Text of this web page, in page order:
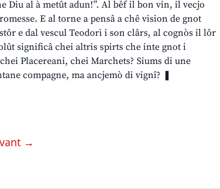
Diu al à metût adun!”. Al bêf il bon vin, il vecjo
E al torne a pensâ a chê vision de gnot
e dal vescul Teodorì i son clârs, al cognòs il lôr
significâ chei altris spirts che inte gnot i
Placereani, chei Marchets? Siums di une
compagne, ma ancjemò di vignî? ❚
→